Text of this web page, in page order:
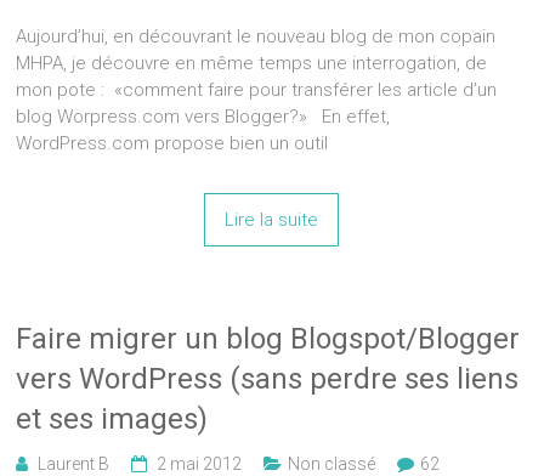
Aujourd’hui, en découvrant le nouveau blog de mon copain
MHPA, je découvre en même temps une interrogation, de
mon pote : «comment faire pour transférer les article d’un
blog Worpress.com vers Blogger?» En effet,
WordPress.com propose bien un outil
Lire la suite
Faire migrer un blog Blogspot/Blogger
vers WordPress (sans perdre ses liens
et ses images)
Laurent B 2 mai 2012 Non classé
62